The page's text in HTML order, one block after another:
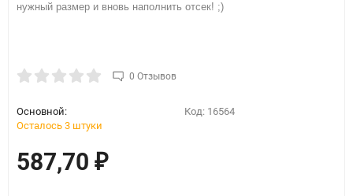
нужный размер и вновь наполнить отсек! ;)
0 Отзывов
Основной:
Осталось 3 штуки
Код: 16564
587,70 ₽